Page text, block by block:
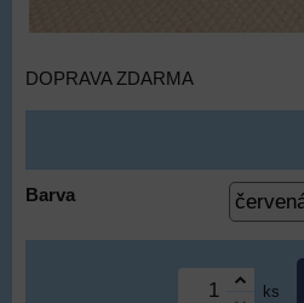
DOPRAVA ZDARMA
Barva
ks